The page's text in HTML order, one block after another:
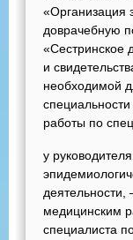
«Организация
доврачебную
«Сестринское
и
необходимой
работы по
у
медицинским
специалиста